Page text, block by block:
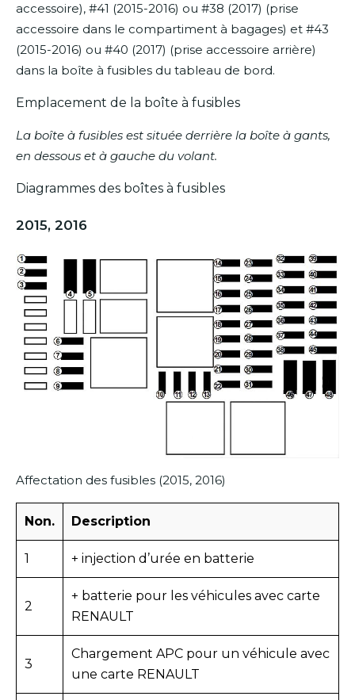
accessoire), #41 (2015-2016) ou #38 (2017) (prise
accessoire dans le compartiment à bagages) et #43
(2015-2016) ou #40 (2017) (prise accessoire arrière)
dans la boîte à fusibles du tableau de bord.
Emplacement de la boîte à fusibles
La boîte à fusibles est située derrière la boîte à gants,
en dessous et à gauche du volant.
Diagrammes des boîtes à fusibles
2015, 2016
Affectation des fusibles (2015, 2016)
Non. Description
1 + injection d’urée en batterie
2
+ batterie pour les véhicules avec carte
RENAULT
3
Chargement APC pour un véhicule avec
une carte RENAULT